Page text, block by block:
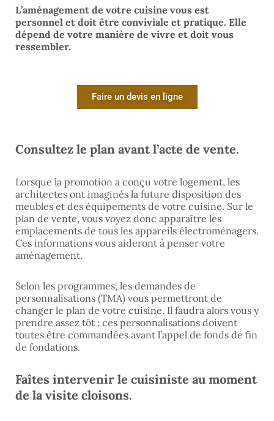
L’aménagement de votre cuisine vous est
personnel et doit être conviviale et pratique. Elle
dépend de votre manière de vivre et doit vous
ressembler.
Faire un devis en ligne
Consultez le plan avant l’acte de vente.
Lorsque la promotion a conçu votre logement, les
architectes ont imaginés la future disposition des
meubles et des équipements de votre cuisine. Sur le
plan de vente, vous voyez donc apparaître les
emplacements de tous les appareils électroménagers.
Ces informations vous aideront à penser votre
aménagement.
Selon les programmes, les demandes de
personnalisations (TMA) vous permettront de
changer le plan de votre cuisine. Il faudra alors vous y
prendre assez tôt : ces personnalisations doivent
toutes être commandées avant l’appel de fonds de fin
de fondations.
Faîtes intervenir le cuisiniste au moment
de la visite cloisons.